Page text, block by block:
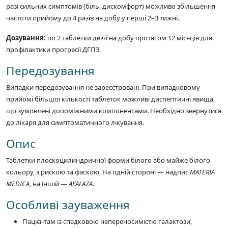
разі сильних симптомів (біль, дискомфорт) можливо збільшення
частоти прийому до 4 разів на добу у перші 2–3 тижні.
Дозування: по 2 таблетки двічі на добу протягом 12 місяців для
профілактики прогресії ДГПЗ.
Передозування
Випадки передозування не зареєстровані. При випадковому
прийомі більшої кількості таблеток можливі диспептичні явища,
що зумовлені допоміжними компонентами. Необхідно звернутися
до лікаря для симптоматичного лікування.
Опис
Таблетки плоскоцилиндричної форми білого або майже білого
кольору, з рискою та фаскою. На одній стороні — надписMATERIA
MEDICA, на іншій —AFALAZA.
Особливі зауваження
Пацієнтам із спадковою непереносимістю галактози,